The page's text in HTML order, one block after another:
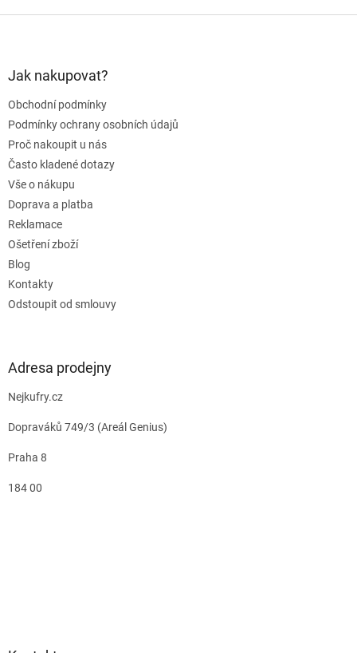
Jak nakupovat?
Obchodní podmínky
Podmínky ochrany osobních údajů
Proč nakoupit u nás
Často kladené dotazy
Vše o nákupu
Doprava a platba
Reklamace
Ošetření zboží
Blog
Kontakty
Odstoupit od smlouvy
Adresa prodejny
Nejkufry.cz
Dopraváků 749/3 (Areál Genius)
Praha 8
184 00